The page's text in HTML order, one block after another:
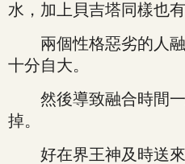
水，加上貝吉塔同樣也有
兩個性格惡劣的人融
十分自大。
然後導致融合時間一
掉。
好在界王神及時送來